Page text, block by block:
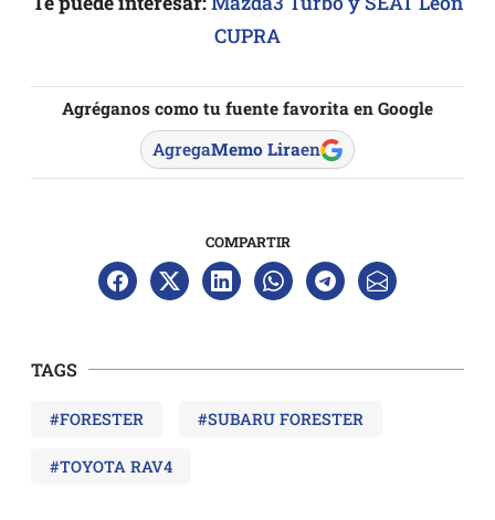
CUPRA
Agréganos como tu fuente favorita en Google
AgregaMemo Liraen
COMPARTIR
TAGS
#FORESTER #SUBARU FORESTER
#TOYOTA RAV4